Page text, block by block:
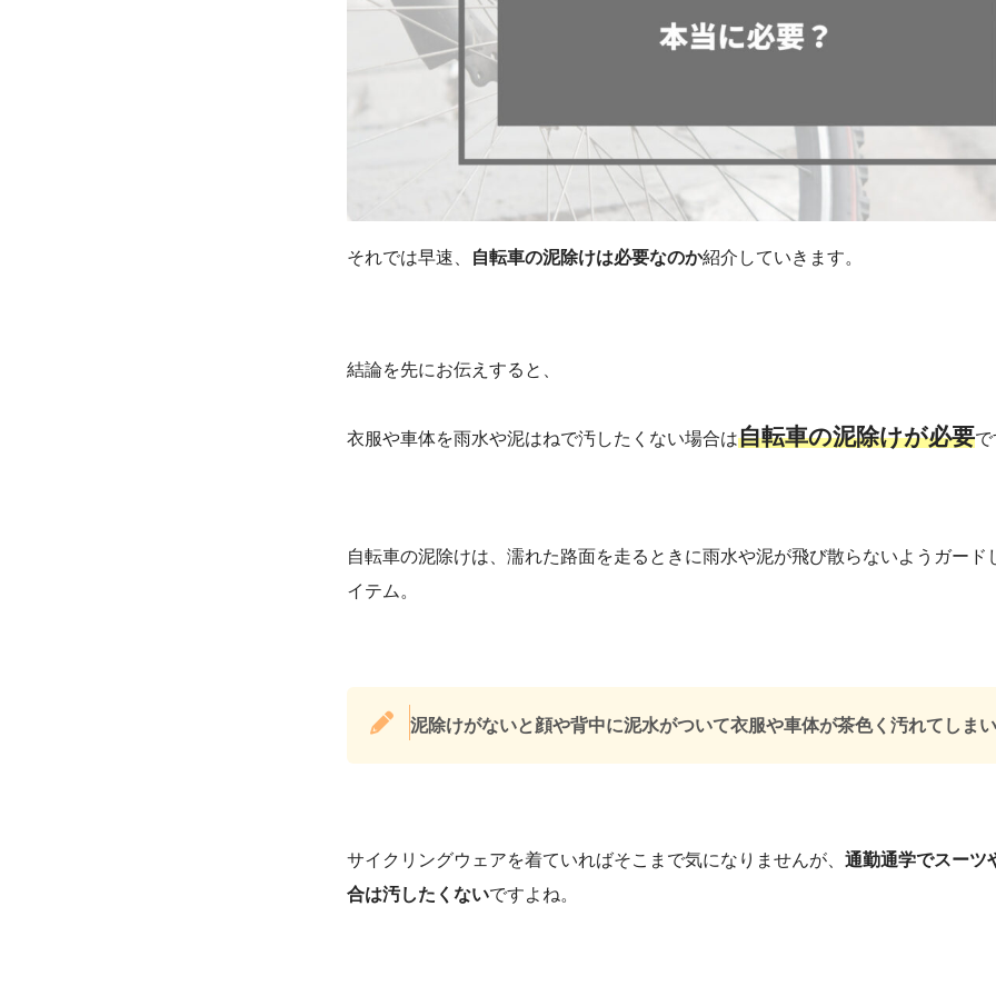
それでは早速、 自転車の泥除けは必要なのか紹介していきます。
結論を先にお伝えすると、
衣服や車体を雨水や泥はねで汚したくない場合は自転車の泥除けが必要
自転車の泥除けは、濡れた路面を走るときに雨水や泥が飛び散らないようガード
イテム。
泥除けがないと顔や背中に泥水がついて衣服や車体が茶色く汚れてしま
サイクリングウェアを着ていればそこまで気になりませんが、 通勤通学でスーツ
合は汚したくないですよね。